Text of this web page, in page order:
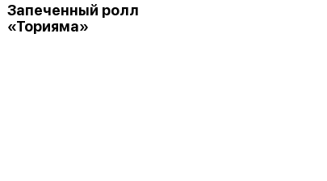
Запеченный ролл
«Торияма»